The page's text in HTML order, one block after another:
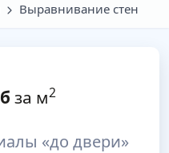
Выравнивание стен
за м2
«до двери»